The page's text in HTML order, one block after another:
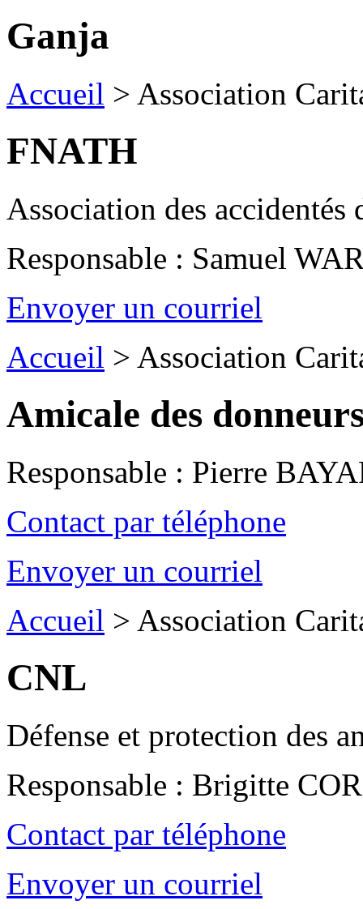
Ganja
Accueil > Association
FNATH
Association des accidentés
Responsable : Samuel
Envoyer un courriel
Accueil > Association
Amicale des
Responsable : Pierre
Contact par téléphone
Envoyer un courriel
Accueil > Association
CNL
Défense et protection des
Responsable : Brigitte
Contact par téléphone
Envoyer un courriel